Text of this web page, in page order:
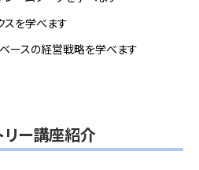
スを学べます
ースの経営戦略を学べます
リー講座紹介